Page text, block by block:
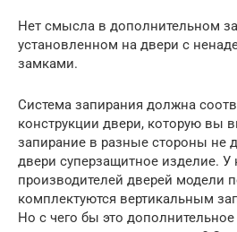
Нет смысла в дополнительном
установленном на двери с
замками.
Система запирания должна
конструкции двери, которую вы
запирание в разные стороны не
двери суперзащитное изделие. У
производителей дверей модели
комплектуются вертикальным
Но с чего бы это